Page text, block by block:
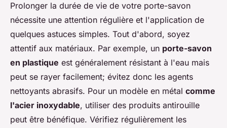
Prolonger la durée de vie de votre porte-savon
nécessite une attention régulière et l'application de
quelques astuces simples. Tout d'abord, soyez
attentif aux matériaux. Par exemple, un porte-savon
en plastique est généralement résistant à l'eau mais
peut se rayer facilement; évitez donc les agents
nettoyants abrasifs. Pour un modèle en métal comme
l'acier inoxydable, utiliser des produits antirouille
peut être bénéfique. Vérifiez régulièrement les